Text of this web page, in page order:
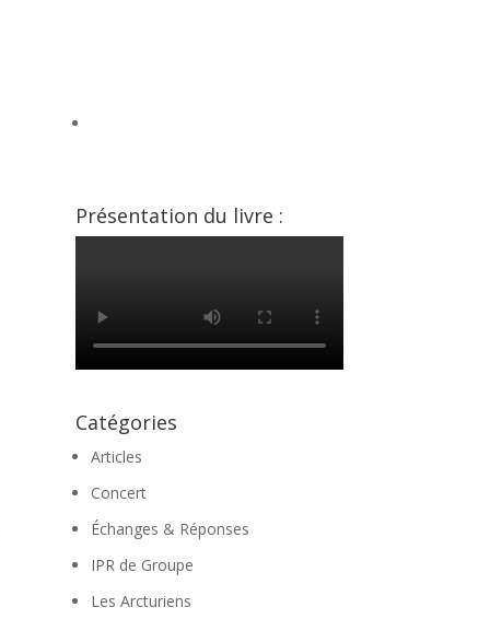
Présentation du livre :
Catégories
Articles
Concert
Échanges & Réponses
IPR de Groupe
Les Arcturiens